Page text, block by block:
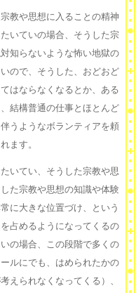
教や思想に入ることの精神
いていの場合、そうした宗
知らないような怖い地獄の
ので、そうした、おどおど
はならなくなるとか、ある
結構普通の仕事とほとんど
うようなボランティアを頼
ます。
いてい、そうした宗教や思
た宗教や思想の知識や体験
に大きな位置づけ、という
占めるようになってくるの
の場合、この段階で多くの
ルにでも、はめられたかの
えられなくなってくる）、